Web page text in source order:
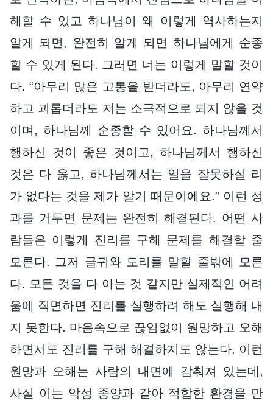
해할 수 있고 하나님이 왜 이렇게 역사하는지
알게 되면, 완전히 알게 되면 하나님에게 순종
할 수 있게 된다. 그러면 너는 이렇게 말할 것이
다. “아무리 많은 고통을 받더라도, 아무리 연약
하고 괴롭더라도 저는 소극적으로 되지 않을 것
이며, 하나님께 순종할 수 있어요. 하나님께서
행하신 것이 좋은 것이고, 하나님께서 행하신
것은 다 옳고, 하나님께서는 일을 잘못하실 리
가 없다는 것을 제가 알기 때문이에요.” 이런 성
과를 거두면 문제는 완전히 해결된다. 어떤 사
람들은 이렇게 진리를 구해 문제를 해결할 줄
모른다. 그저 글귀와 도리를 말할 줄밖에 모른
다. 모든 것을 다 아는 것 같지만 실제적인 어려
움에 직면하면 진리를 실행하려 해도 실행해 내
지 못한다. 마음속으로 끊임없이 원망하고 오해
하면서도 진리를 구해 해결하지도 않는다. 이런
원망과 오해는 사람의 내면에 감춰져 있는데,
사실 이는 악성 종양과 같아 적합한 환경을 만